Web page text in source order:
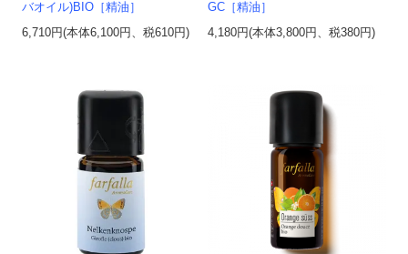
バオイル)BIO［精油］
6,710円(本体6,100円、税610円)
GC［精油］
4,180円(本体3,800円、税380円)